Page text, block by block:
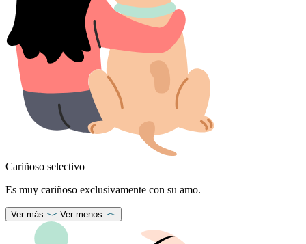
Cariñoso selectivo
Es muy cariñoso exclusivamente con su amo.
Ver más Ver menos